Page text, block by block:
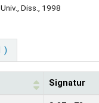
Diss., 1998
)
Signatur